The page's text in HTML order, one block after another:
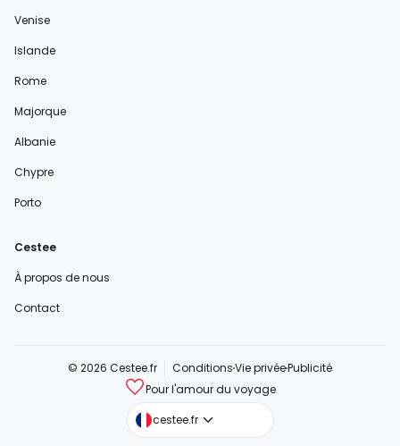
Venise
Islande
Rome
Majorque
Albanie
Chypre
Porto
Cestee
À propos de nous
Contact
© 2026 Cestee.fr ConditionsVie privéePublicité
Pour l'amour du voyage
cestee.fr
cestee.com
cestee.sk